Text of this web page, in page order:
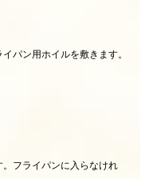
パン用ホイルを敷きます。
フライパンに入らなけれ